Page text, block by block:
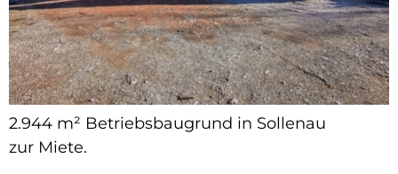
2.944 m² Betriebsbaugrund in Sollenau
zur Miete.